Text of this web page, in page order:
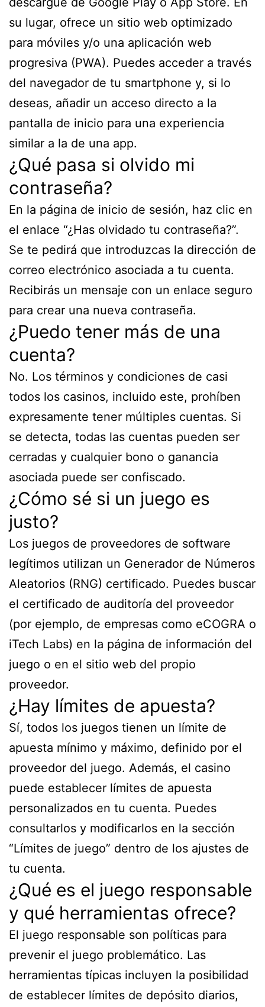
su lugar, ofrece un sitio web optimizado
para móviles y/o una aplicación web
progresiva (PWA). Puedes acceder a través
del navegador de tu smartphone y, si lo
deseas, añadir un acceso directo a la
pantalla de inicio para una experiencia
similar a la de una app.
¿Qué pasa si olvido mi
contraseña?
En la página de inicio de sesión, haz clic en
el enlace “¿Has olvidado tu contraseña?”.
Se te pedirá que introduzcas la dirección de
correo electrónico asociada a tu cuenta.
Recibirás un mensaje con un enlace seguro
para crear una nueva contraseña.
¿Puedo tener más de una
cuenta?
No. Los términos y condiciones de casi
todos los casinos, incluido este, prohíben
expresamente tener múltiples cuentas. Si
se detecta, todas las cuentas pueden ser
cerradas y cualquier bono o ganancia
asociada puede ser confiscado.
¿Cómo sé si un juego es
justo?
Los juegos de proveedores de software
legítimos utilizan un Generador de Números
Aleatorios (RNG) certificado. Puedes buscar
el certificado de auditoría del proveedor
(por ejemplo, de empresas como eCOGRA o
iTech Labs) en la página de información del
juego o en el sitio web del propio
proveedor.
¿Hay límites de apuesta?
Sí, todos los juegos tienen un límite de
apuesta mínimo y máximo, definido por el
proveedor del juego. Además, el casino
puede establecer límites de apuesta
personalizados en tu cuenta. Puedes
consultarlos y modificarlos en la sección
“Límites de juego” dentro de los ajustes de
tu cuenta.
¿Qué es el juego responsable
y qué herramientas ofrece?
El juego responsable son políticas para
prevenir el juego problemático. Las
herramientas típicas incluyen la posibilidad
de establecer límites de depósito diarios,